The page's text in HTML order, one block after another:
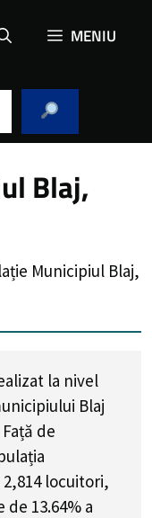
MENIU
Blaj,
Municipiul Blaj,
la nivel
Blaj
Față de
2,814locuitori,
13.64% a